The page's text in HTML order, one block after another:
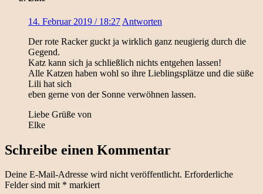
14. Februar 2019 / 18:27 Antworten
Der rote Racker guckt ja wirklich ganz neugierig durch die
Gegend.
Katz kann sich ja schließlich nichts entgehen lassen!
Alle Katzen haben wohl so ihre Lieblingsplätze und die süße
Lili hat sich
eben gerne von der Sonne verwöhnen lassen.
Liebe Grüße von
Elke
Schreibe einen Kommentar
Deine E-Mail-Adresse wird nicht veröffentlicht. Erforderliche
Felder sind mit * markiert